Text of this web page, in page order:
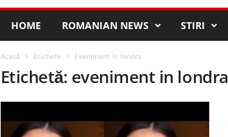
HOME ROMANIAN NEWS STIRI
Acasă Etichete Eveniment in londra
Etichetă: eveniment in londra